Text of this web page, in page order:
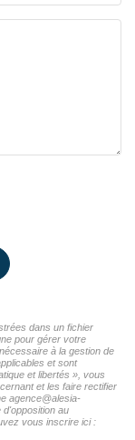
dans un fichier
pour gérer votre
à la gestion de
et sont
et libertés », vous
et les faire rectifier
agence@alesia-
d'opposition au
vous inscrire ici :